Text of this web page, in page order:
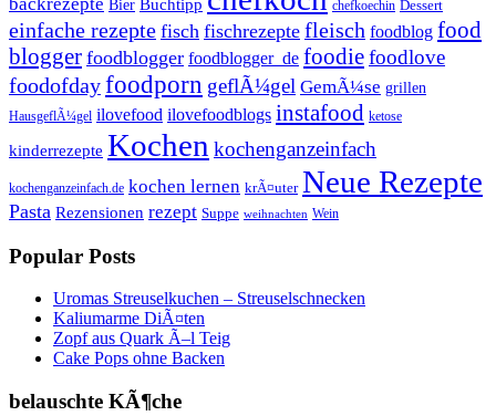
Bier Buchtipp chefkoechin Dessert
einfache rezepte fisch fischrezepte fleisch foodblog food
blogger foodblogger foodblogger_de foodiefoodlove
foodofdayfoodporn geflÃ¼gel GemÃ¼se grillen
HausgeflÃ¼gel ilovefood ilovefoodblogs instafood ketose
kinderrezepte Kochen kochenganzeinfach
kochenganzeinfach.de kochen lernen krÃ¤uter Neue Rezepte
Pasta Rezensionen rezept Suppe weihnachten Wein
Popular Posts
Uromas Streuselkuchen – Streuselschnecken
Kaliumarme DiÃ¤ten
Zopf aus Quark Ã–l Teig
Cake Pops ohne Backen
belauschte KÃ¶che